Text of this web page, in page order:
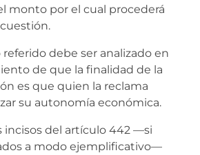
monto por el cual procederá
debe ser analizado en
de que la finalidad de la
es que quien la reclama
su autonomía económica.
incisos del artículo 442 —si
a modo ejemplificativo—